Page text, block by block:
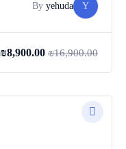
Y
By yehuda
₪16,900.00
₪8,900.00